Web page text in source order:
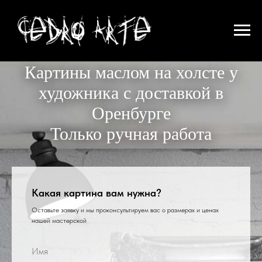
Картины маслом на холсте у
художника с доставкой в
Оренбурге
Только ручная работа
Какая картина вам нужна?
Оставьте заявку и мы проконсультируем вас о размерах и ценах
нашей мастерской